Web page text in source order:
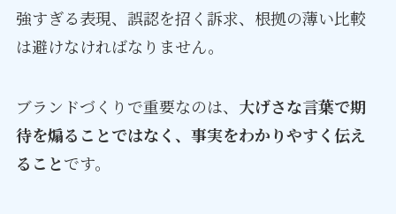
強すぎる表現、誤認を招く訴求、根拠の薄い比較
は避けなければなりません。
ブランドづくりで重要なのは、 大げさな言葉で期
待を煽ることではなく、事実をわかりやすく伝え
ることです。